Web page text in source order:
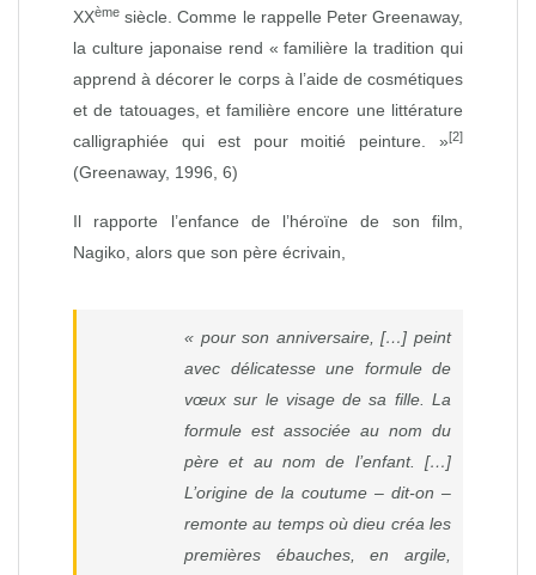
XXème siècle. Comme le rappelle Peter Greenaway,
la culture japonaise rend « familière la tradition qui
apprend à décorer le corps à l’aide de cosmétiques
et de tatouages, et familière encore une littérature
calligraphiée qui est pour moitié peinture. »[2]
(Greenaway, 1996, 6)
Il rapporte l’enfance de l’héroïne de son film,
Nagiko, alors que son père écrivain,
« pour son anniversaire, […] peint
avec délicatesse une formule de
vœux sur le visage de sa fille. La
formule est associée au nom du
père et au nom de l’enfant. […]
L’origine de la coutume – dit-on –
remonte au temps où dieu créa les
premières ébauches, en argile,